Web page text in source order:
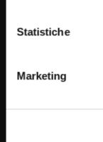
Statistiche
Marketing